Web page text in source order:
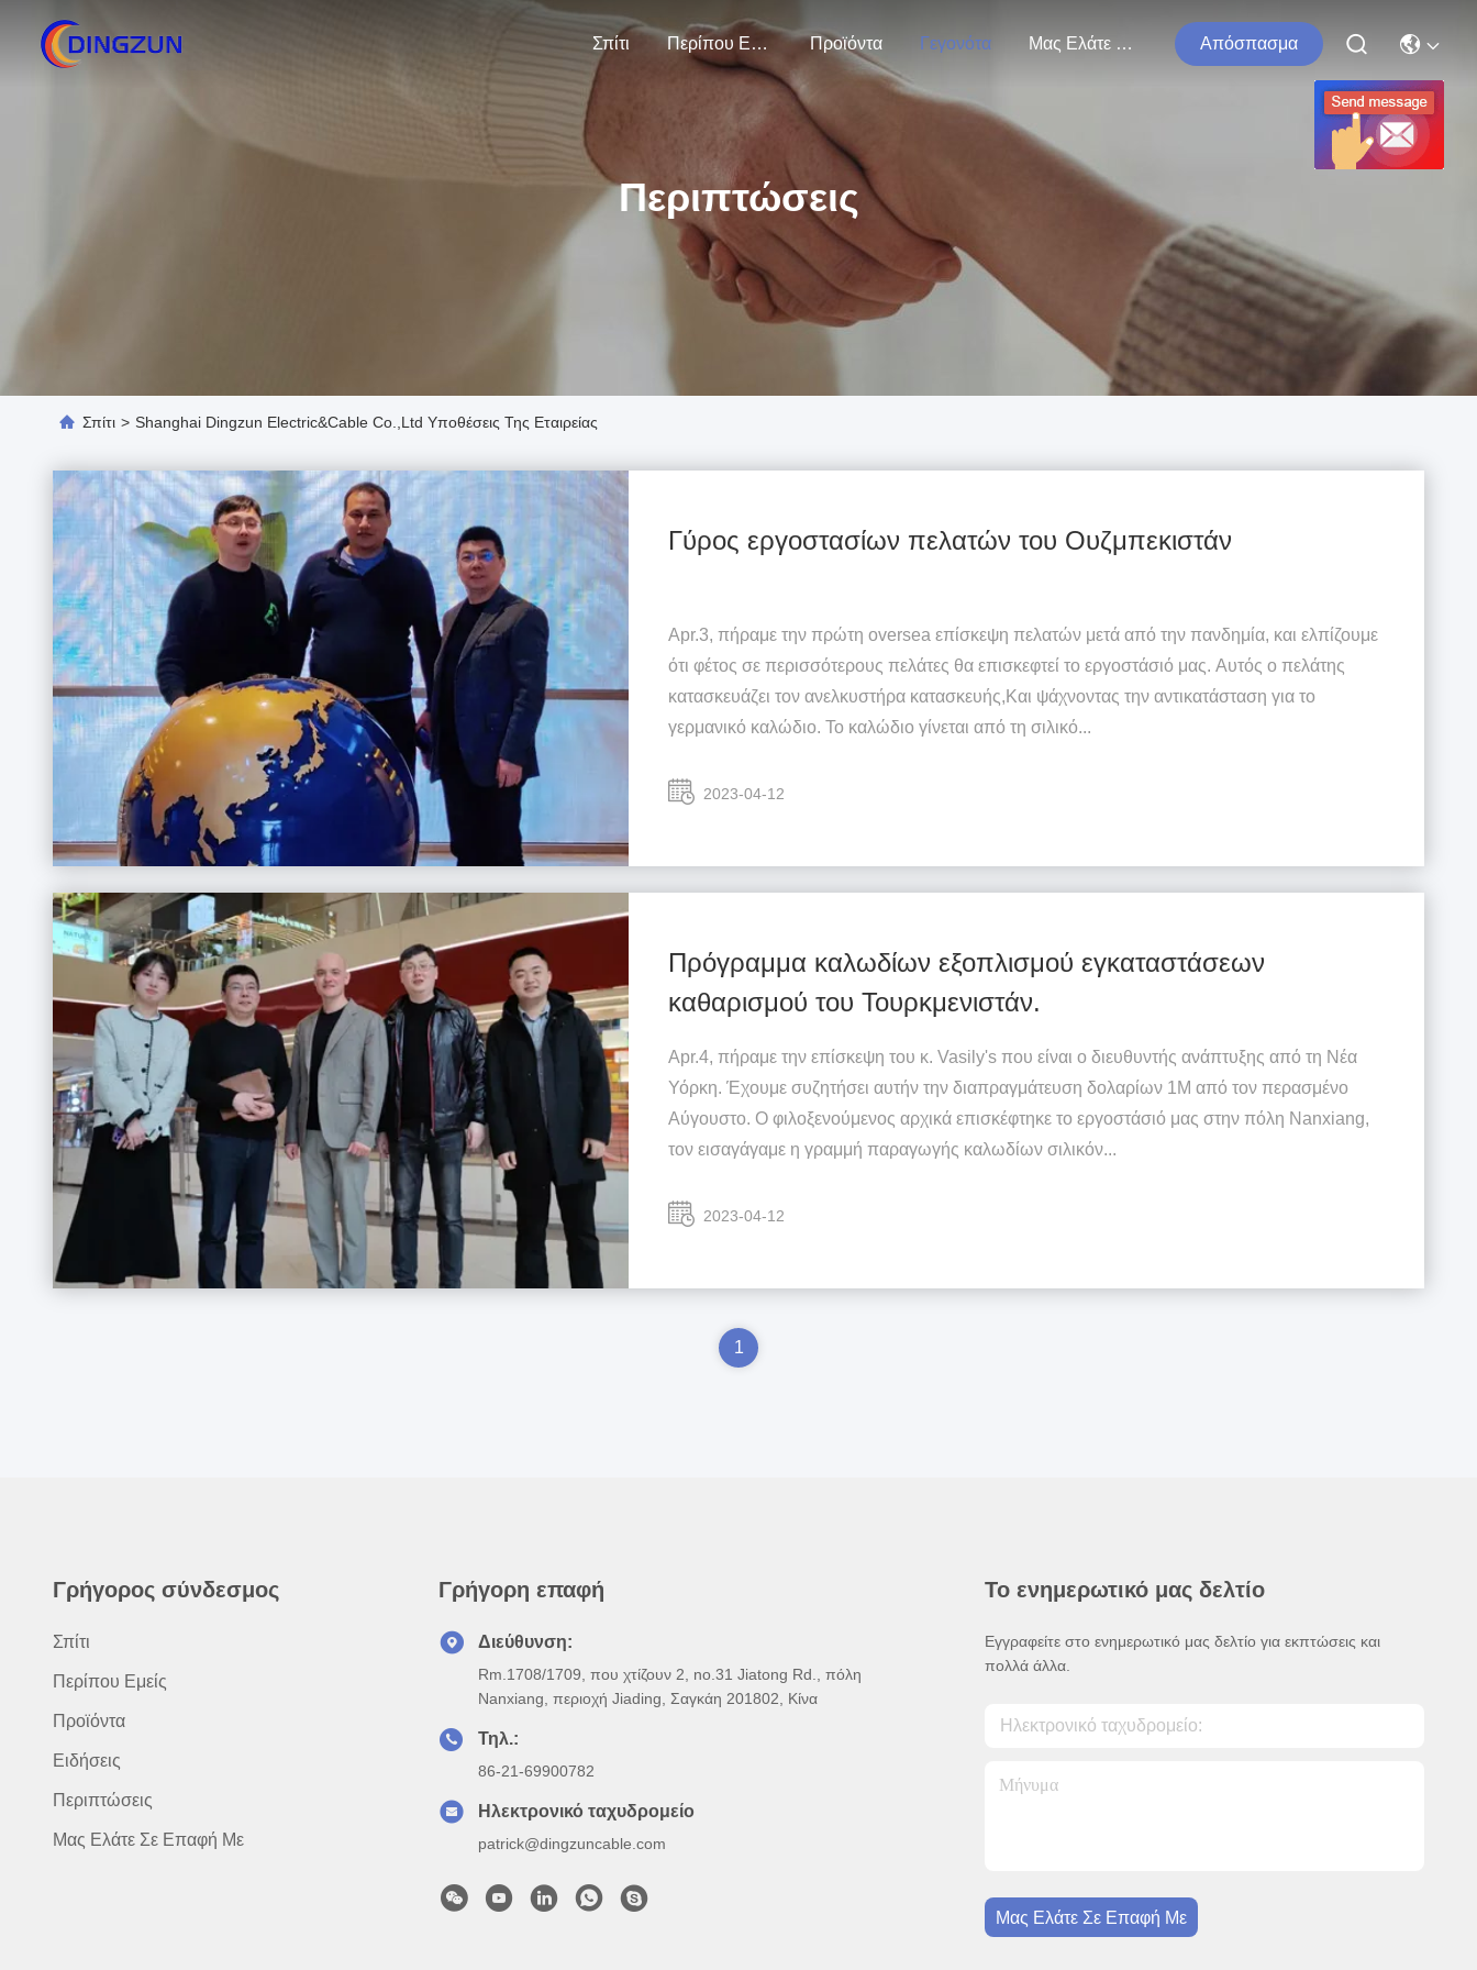
Σπίτι Περίπου Εμείς Προϊόντα Γεγονότα Μας Ελάτε Σε Επαφή Με Απόσπασμα
Περιπτώσεις
Σπίτι > Shanghai Dingzun Electric&Cable Co.,Ltd Υποθέσεις Της Εταιρείας
Γύρος εργοστασίων πελατών του Ουζμπεκιστάν
Apr.3, πήραμε την πρώτη oversea επίσκεψη πελατών μετά από την πανδημία, και ελπίζουμε
ότι φέτος σε περισσότερους πελάτες θα επισκεφτεί το εργοστάσιό μας. Αυτός ο πελάτης
κατασκευάζει τον ανελκυστήρα κατασκευής,Και ψάχνοντας την αντικατάσταση για το
γερμανικό καλώδιο. Το καλώδιο γίνεται από τη σιλικό...
2023-04-12
Πρόγραμμα καλωδίων εξοπλισμού εγκαταστάσεων
καθαρισμού του Τουρκμενιστάν.
Apr.4, πήραμε την επίσκεψη του κ. Vasily's που είναι ο διευθυντής ανάπτυξης από τη Νέα
Υόρκη. Έχουμε συζητήσει αυτήν την διαπραγμάτευση δολαρίων 1M από τον περασμένο
Αύγουστο. Ο φιλοξενούμενος αρχικά επισκέφτηκε το εργοστάσιό μας στην πόλη Nanxiang,
τον εισαγάγαμε η γραμμή παραγωγής καλωδίων σιλικόν...
2023-04-12
1
Γρήγορος σύνδεσμος
Σπίτι
Περίπου Εμείς
Προϊόντα
Ειδήσεις
Περιπτώσεις
Μας Ελάτε Σε Επαφή Με
Γρήγορη επαφή
Διεύθυνση:
Rm.1708/1709, που χτίζουν 2, no.31 Jiatong Rd., πόλη
Nanxiang, περιοχή Jiading, Σαγκάη 201802, Κίνα
Τηλ.:
86-21-69900782
Ηλεκτρονικό ταχυδρομείο
patrick@dingzuncable.com
Το ενημερωτικό μας δελτίο
Εγγραφείτε στο ενημερωτικό μας δελτίο για εκπτώσεις και
πολλά άλλα.
Μας Ελάτε Σε Επαφή Με